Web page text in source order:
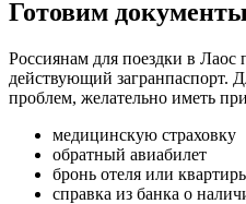
Готовим
Россиянам для поездки в Лаос
действующий загранпаспорт.
проблем, желательно иметь
медицинскую страховку
обратный авиабилет
бронь отеля или
справка из банка о